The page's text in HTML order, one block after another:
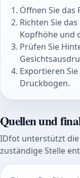
Öffnen Sie das
Richten Sie
Kopfhöhe und
Prüfen Sie
Exportieren
Druckbogen.
Quellen und
IDfot unterstützt
zuständige Stelle